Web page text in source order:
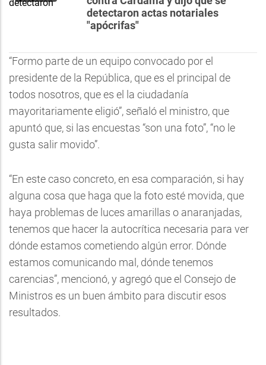
detectaron actas notariales
"apócrifas"
“Formo parte de un equipo convocado por el
presidente de la República, que es el principal de
todos nosotros, que es el la ciudadanía
mayoritariamente eligió”, señaló el ministro, que
apuntó que, si las encuestas “son una foto”, “no le
gusta salir movido”.
“En este caso concreto, en esa comparación, si hay
alguna cosa que haga que la foto esté movida, que
haya problemas de luces amarillas o anaranjadas,
tenemos que hacer la autocrítica necesaria para ver
dónde estamos cometiendo algún error. Dónde
estamos comunicando mal, dónde tenemos
carencias”, mencionó, y agregó que el Consejo de
Ministros es un buen ámbito para discutir esos
resultados.